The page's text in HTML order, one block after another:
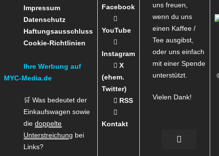
Impressum
Datenschutz
Haftungsausschluss
Cookie-Richtlinien
Ihre Werbung auf
MYC-Media.de
🛒 Was bedeutet der
Einkaufswagen sowie
diedoppelte
Unterstreichung bei
Links?
Facebook
YouTube
Instagram
X
(ehem.
Twitter)
RSS
Kontakt
uns freuen,
wenn du uns
einen Kaffee /
Tee ausgibst,
oder uns einfach
mit einer Spende
unterstützt.
Vielen Dank!